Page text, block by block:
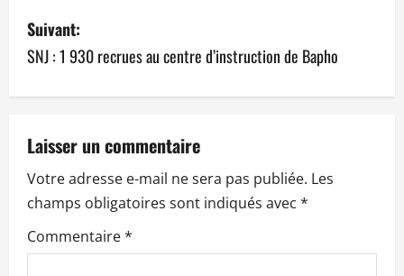
v
i
g
a
t
i
o
Suivant:
SNJ : 1 930 recrues au centre d’instruction de Bapho
Laisser un commentaire
Votre adresse e-mail ne sera pas publiée. Les
champs obligatoires sont indiqués avec *
Commentaire*